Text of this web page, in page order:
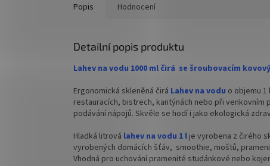
Popis Hodnocení
Detailní popis produktu
Lahev na vodu 1000 ml čirá se šroubovacím
Ergonomická skleněná čirá Lahev na vodu o objemu
restauracích, bistrech, kantýnách nebo při venkovním
podávání nápojů. Skvěle se hodí i jako ekologická
Hladká litrová lahev na vodu 1 lje vyrobena z čirého
vyrobených domácích šťáv, smoothie, moštů,
Vhodná pro uchování pramenité studánkové nebo